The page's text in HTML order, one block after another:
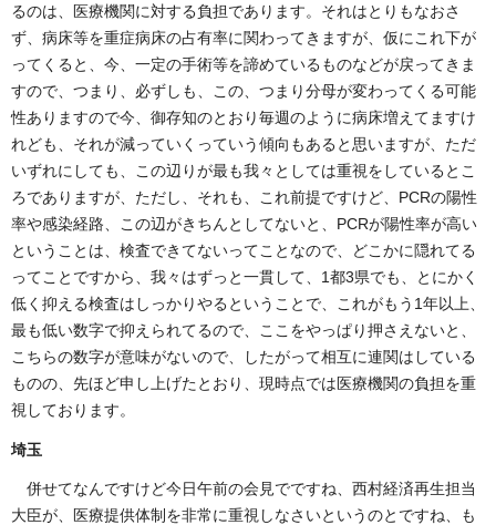
るのは、医療機関に対する負担であります。それはとりもなおさ
ず、病床等を重症病床の占有率に関わってきますが、仮にこれ下が
ってくると、今、一定の手術等を諦めているものなどが戻ってきま
すので、つまり、必ずしも、この、つまり分母が変わってくる可能
性ありますので今、御存知のとおり毎週のように病床増えてますけ
れども、それが減っていくっていう傾向もあると思いますが、ただ
いずれにしても、この辺りが最も我々としては重視をしているとこ
ろでありますが、ただし、それも、これ前提ですけど、PCRの陽性
率や感染経路、この辺がきちんとしてないと、PCRが陽性率が高い
ということは、検査できてないってことなので、どこかに隠れてる
ってことですから、我々はずっと一貫して、1都3県でも、とにかく
低く抑える検査はしっかりやるということで、これがもう1年以上、
最も低い数字で抑えられてるので、ここをやっぱり押さえないと、
こちらの数字が意味がないので、したがって相互に連関はしている
ものの、先ほど申し上げたとおり、現時点では医療機関の負担を重
視しております。
埼玉
併せてなんですけど今日午前の会見でですね、西村経済再生担当
大臣が、医療提供体制を非常に重視しなさいというのとですね、も